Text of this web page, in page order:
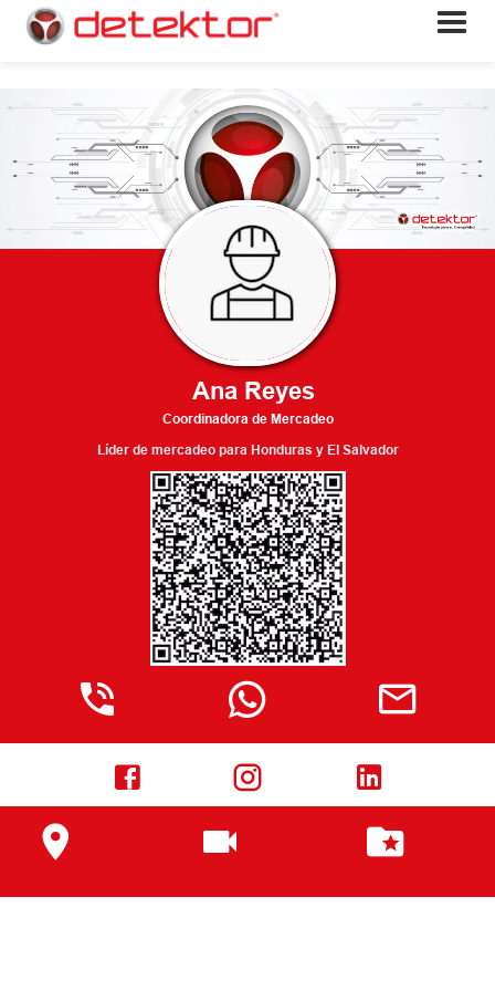
Ana Reyes
Coordinadora de Mercadeo
Líder de mercadeo para Honduras y El Salvador
  
  
  